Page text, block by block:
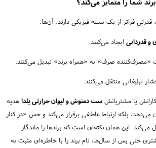
فراتر از یک بسته فیزیکی دارند. آن‌ها:
قدردانی ایجاد می‌کنند.
«مصرف‌کننده صرف» به «همراه برند» تبدیل می‌کنند.
تبلیغاتی منتقل می‌کنند.
یا مشتریانشست دمنوش و لیوان حرارتی یلدا هدیه
می‌دهد، بلکه ارتباط عاطفی برقرار می‌کند و حس «در کنار
این همان نکته‌ای است که برندها را ماندگار
حتی پس از سال‌ها، نام برند را با خاطره‌ای مثبت به